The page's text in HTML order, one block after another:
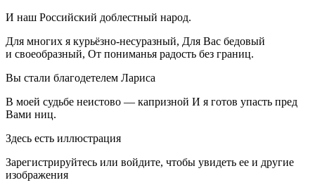
И наш Российский доблестный народ.
Для многих я курьёзно-несуразный, Для Вас бедовый
и своеобразный, От пониманья радость без границ.
Вы стали благодетелем Лариса
В моей судьбе неистово — капризной И я готов упасть пред
Вами ниц.
Здесь есть иллюстрация
Зарегистрируйтесь или войдите, чтобы увидеть ее и другие
изображения